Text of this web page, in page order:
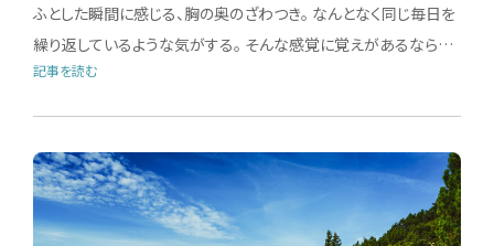
ふとした瞬間に感じる、胸の奥のざわつき。 なんとなく同じ毎日を
繰り返しているような気がする。 そんな感覚に覚えがあるなら…
記事を読む